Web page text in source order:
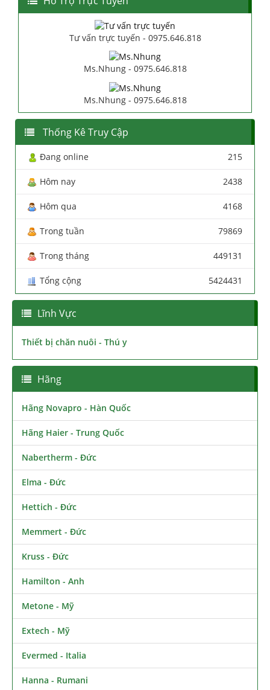
Tư vấn trực tuyến - 0975.646.818
Ms.Nhung - 0975.646.818
Ms.Nhung - 0975.646.818
Thống Kê Truy Cập
Đang online 215
Hôm nay 2438
Hôm qua 4168
Trong tuần 79869
Trong tháng 449131
Tổng cộng 5424431
Lĩnh Vực
Thiết bị chăn nuôi - Thú y
Hãng
Hãng Novapro - Hàn Quốc
Hãng Haier - Trung Quốc
Nabertherm - Đức
Elma - Đức
Hettich - Đức
Memmert - Đức
Kruss - Đức
Hamilton - Anh
Metone - Mỹ
Extech - Mỹ
Evermed - Italia
Hanna - Rumani